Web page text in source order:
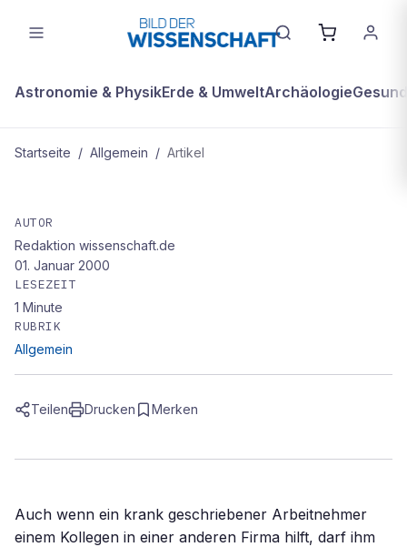
Astronomie & PhysikErde & UmweltArchäologie
Startseite / Allgemein / Artikel
medinfo Recht: Wenn ein kranker
Kellner kellnert
AUTOR
Redaktion wissenschaft.de
01. Januar 2000
LESEZEIT
1 Minute
RUBRIK
Allgemein
Teilen Drucken Merken
Auch wenn ein krank geschriebener Arbeitnehmer
einem Kollegen in einer anderen Firma hilft, darf ihm